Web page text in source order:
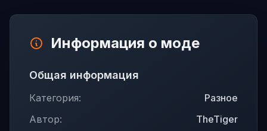
Информация о моде
Общая информация
Категория:
Разное
Автор:
TheTiger